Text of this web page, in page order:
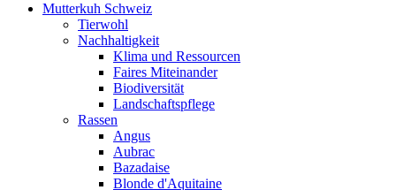
Mutterkuh Schweiz
Tierwohl
Nachhaltigkeit
Klima und Ressourcen
Faires Miteinander
Biodiversität
Landschaftspflege
Rassen
Angus
Aubrac
Bazadaise
Blonde d'Aquitaine